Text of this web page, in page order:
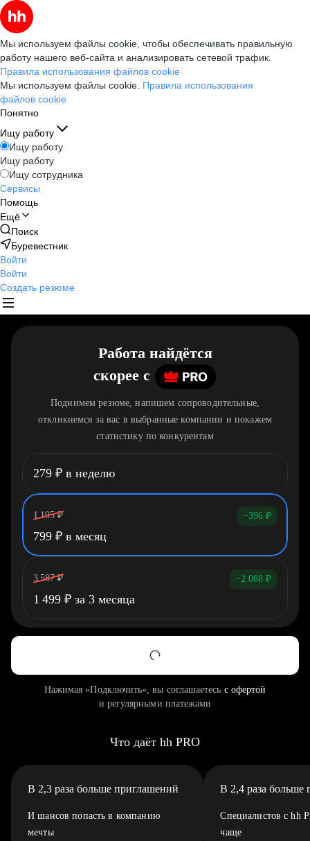
Мы используем файлы cookie, чтобы обеспечивать правильную
работу нашего веб-сайта и анализировать сетевой трафик.
Правила использования файлов cookie
Мы используем файлы cookie. Правила использования
файлов cookie
Понятно
Ищу работу
Ищу работу
Ищу работу
Ищу сотрудника
Сервисы
Помощь
Ещё
Поиск
Буревестник
Войти
Войти
Создать резюме
Работа найдётся
скорее c
Поднимем резюме, напишем сопроводительные,
откликнемся за вас в выбранные компании и покажем
статистику по конкурентам
279 ₽ в неделю
1 195 ₽ −396 ₽
799 ₽ в месяц
3 587 ₽ −2 088 ₽
1 499 ₽ за 3 месяца
Нажимая «Подключить», вы соглашаетесь с офертой
и регулярными платежами
Что даёт hh PRO
В 2,3 раза больше приглашений
И шансов попасть в компанию
мечты
В 2,4 раза больше
Специалистов с hh
чаще